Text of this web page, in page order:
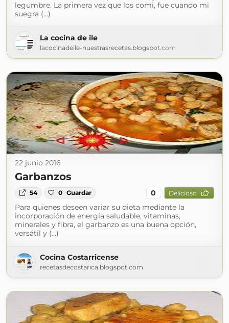
legumbre. La primera vez que los comi, fue cuando mi
suegra (...)
La cocina de ile
lacocinadeile-nuestrasrecetas.blogspot.com
22 junio 2016
Garbanzos
54 0 Guardar 0 Delicioso
Para quienes deseen variar su dieta mediante la
incorporación de energía saludable, vitaminas,
minerales y fibra, el garbanzo es una buena opción,
versátil y (...)
Cocina Costarricense
recetasdecostarica.blogspot.com